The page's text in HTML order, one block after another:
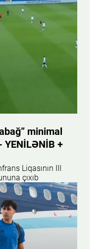
minimal
YENİLƏNİB +
Liqasının III
çıxıb